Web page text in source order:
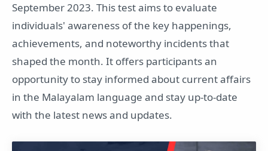
September 2023. This test aims to evaluate
individuals' awareness of the key happenings,
achievements, and noteworthy incidents that
shaped the month. It offers participants an
opportunity to stay informed about current affairs
in the Malayalam language and stay up-to-date
with the latest news and updates.